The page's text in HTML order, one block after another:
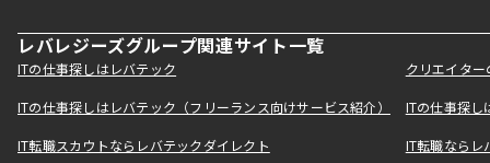
レバレジーズグループ関連サイト一覧
ITの仕事探しはレバテック クリエイタ
ITの仕事探しはレバテック（フリーランス向けサービス紹介） ITの仕事探
IT転職スカウトならレバテックダイレクト IT転職なら